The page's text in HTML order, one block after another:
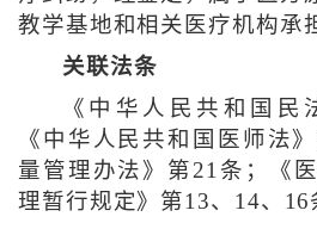
教学基地和相关医疗机构承
关联法条
《中华人民共和国民
《中华人民共和国医师法
量管理办法》第21条；《
理暂行规定》第13、14、16